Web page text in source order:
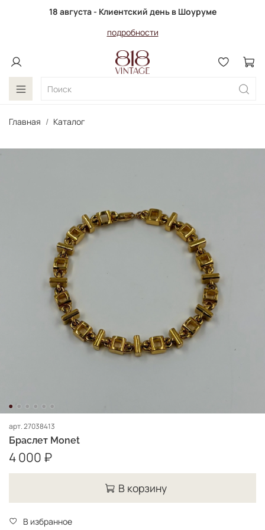
18 августа - Клиентский день в Шоуруме
подробности
Главная Каталог
арт.27038413
Браслет Monet
4 000 ₽
В корзину
В избранное